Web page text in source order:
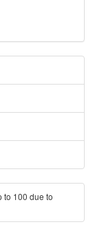
to 100 due to